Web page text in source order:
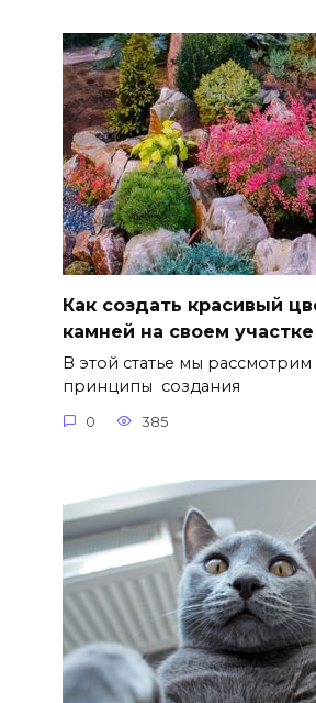
Как создать красивый
камней на своем участке
В этой статье мы
принципы создания
0 385